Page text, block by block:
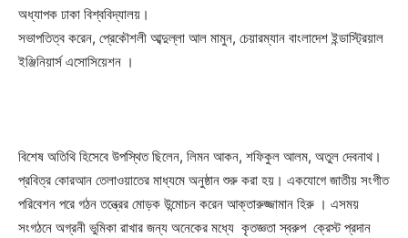
অধ্যাপক ঢাকা বিশ্ববিদ্যালয়।
সভাপতিত্ব করেন, প্রেকৌশলী আব্দুল্লা আল মামুন, চেয়ারম্যান বাংলাদেশ ইন্ডাস্ট্রিয়াল
ইঞ্জিনিয়ার্স এসোসিয়েশন ।
বিশেষ অতিথি হিসেবে উপস্থিত ছিলেন, লিমন আকন, শফিকুল আলম, অতুল দেবনাথ।
প্রবিত্র কোরআন তেলাওয়াতের মাধ্যমে অনুষ্ঠান শুরু করা হয়। একযোগে জাতীয় সংগীত
পরিবেশন পরে গঠন তন্ত্রের মোড়ক উন্মোচন করেন আক্তারুজ্জামান হিরু । এসময়
সংগঠনে অগ্রনী ভুমিকা রাখার জন্য অনেকের মধ্যে কৃতজ্ঞতা স্বরুপ ক্রেস্ট প্রদান